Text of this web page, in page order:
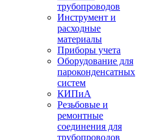
трубопроводов
Инструмент и
расходные
материалы
Приборы учета
Оборудование для
пароконденсатных
систем
КИПиА
Резьбовые и
ремонтные
соединения для
трубопроводов